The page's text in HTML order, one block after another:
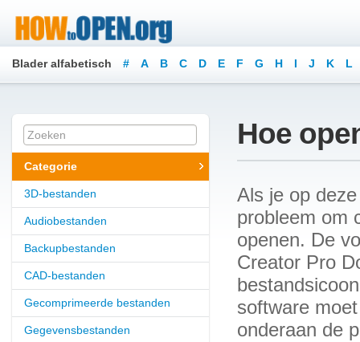
Blader alfabetisch # A B C D E F G H I J K L
Categorie
3D-bestanden
Audiobestanden
Backupbestanden
CAD-bestanden
Gecomprimeerde bestanden
Gegevensbestanden
Hoe
Als je op
probleem om
openen. De
Creator Pro
software
onderaan de